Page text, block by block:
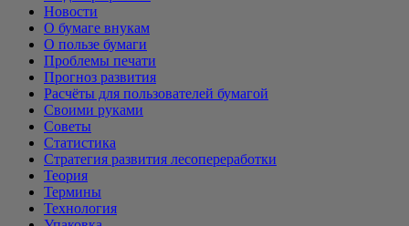
Новости
О бумаге внукам
О пользе бумаги
Проблемы печати
Прогноз развития
Расчёты для пользователей бумагой
Своими руками
Советы
Статистика
Стратегия развития лесопереработки
Теория
Термины
Технология